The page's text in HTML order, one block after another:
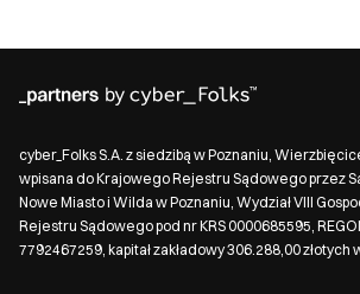
cyber_Folks S.A. z siedzibą w Poznaniu,
wpisana do Krajowego Rejestru Sądowego przez
Nowe Miasto i Wilda w Poznaniu, Wydział VIII
Rejestru Sądowego pod nr KRS 0000685595,
7792467259, kapitał zakładowy 306.288,00 złotych